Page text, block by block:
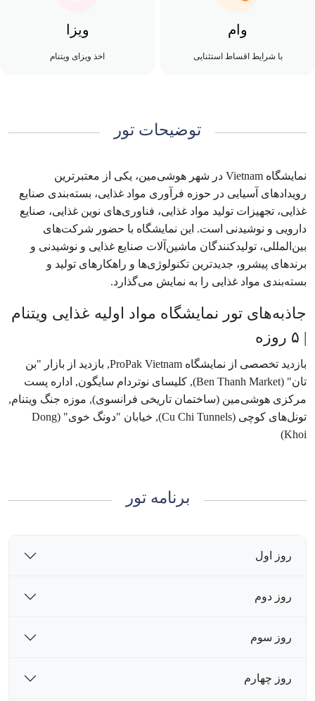
وام
با شرایط اقساط استثنایی
ویزا
اخذ ویزای ویتنام
توضیحات تور
نمایشگاه Vietnam در شهر هوشی‌مین، یکی از معتبرترین
رویدادهای آسیایی در حوزه فرآوری مواد غذایی، بسته‌بندی صنایع
غذایی، تجهیزات تولید مواد غذایی، فناوری‌های نوین غذایی، صنایع
دارویی و نوشیدنی است. این نمایشگاه با حضور شرکت‌های
بین‌المللی، تولیدکنندگان ماشین‌آلات صنایع غذایی و نوشیدنی و
برندهای پیشرو، جدیدترین تکنولوژی‌ها و راهکارهای تولید و
بسته‌بندی مواد غذایی را به نمایش می‌گذارد.
جاذبه‌های تور نمایشگاه مواد اولیه غذایی ویتنام
| ۵ روزه
بازدید تخصصی از نمایشگاه ProPak Vietnam, بازدید از بازار "بن
تان" (Ben Thanh Market), کلیسای نوتردام سایگون, اداره پست
مرکزی هوشی‌مین (ساختمان تاریخی فرانسوی), موزه جنگ ویتنام,
تونل‌های کوچی (Cu Chi Tunnels), خیابان "دونگ خوی" (Dong
Khoi)
برنامه تور
روز اول
روز دوم
روز سوم
روز چهارم